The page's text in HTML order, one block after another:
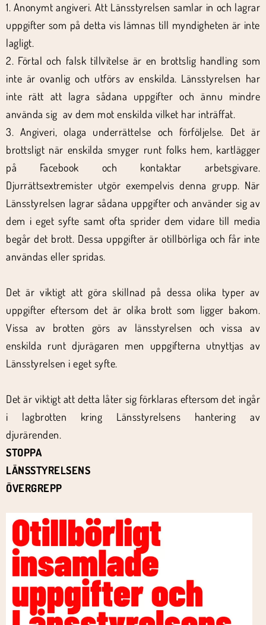
1. Anonymt angiveri. Att Länsstyrelsen samlar in och lagrar
uppgifter som på detta vis lämnas till myndigheten är inte
lagligt.
2. Förtal och falsk tillvitelse är en brottslig handling som
inte är ovanlig och utförs av enskilda. Länsstyrelsen har
inte rätt att lagra sådana uppgifter och ännu mindre
använda sig av dem mot enskilda vilket har inträffat.
3. Angiveri, olaga underrättelse och förföljelse. Det är
brottsligt när enskilda smyger runt folks hem, kartlägger
på Facebook och kontaktar arbetsgivare.
Djurrättsextremister utgör exempelvis denna grupp. När
Länsstyrelsen lagrar sådana uppgifter och använder sig av
dem i eget syfte samt ofta sprider dem vidare till media
begår det brott. Dessa uppgifter är otillbörliga och får inte
användas eller spridas.
Det är viktigt att göra skillnad på dessa olika typer av
uppgifter eftersom det är olika brott som ligger bakom.
Vissa av brotten görs av länsstyrelsen och vissa av
enskilda runt djurägaren men uppgifterna utnyttjas av
Länsstyrelsen i eget syfte.
Det är viktigt att detta låter sig förklaras eftersom det ingår
i lagbrotten kring Länsstyrelsens hantering av
djurärenden.
STOPPA
LÄNSSTYRELSENS
ÖVERGREPP